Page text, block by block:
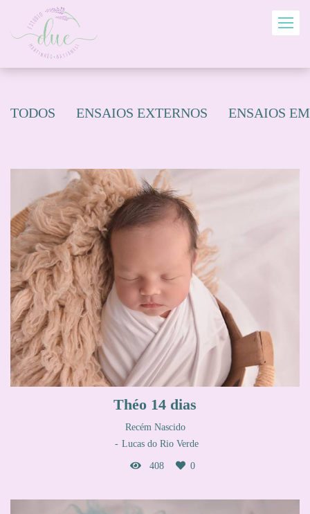
TODOS ENSAIOS EXTERNOS ENSAIOS
Théo 14 dias
Recém Nascido
Lucas do Rio Verde
408 0